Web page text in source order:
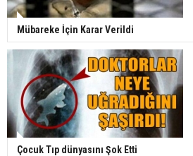
Mübareke İçin Karar Verildi
Çocuk Tıp dünyasını Şok Etti